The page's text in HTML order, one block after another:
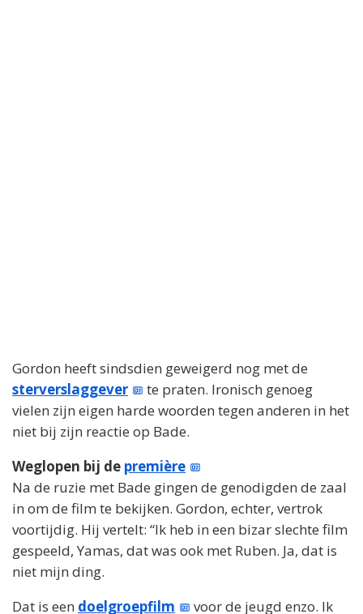
Gordon heeft sindsdien geweigerd nog met de
sterverslaggever
te praten. Ironisch genoeg
vielen zijn eigen harde woorden tegen anderen in het
niet bij zijn reactie op Bade.
Weglopen bij de première
Na de ruzie met Bade gingen de genodigden de zaal
in om de film te bekijken. Gordon, echter, vertrok
voortijdig. Hij vertelt: “Ik heb in een bizar slechte film
gespeeld, Yamas, dat was ook met Ruben. Ja, dat is
niet mijn ding.
Dat is een doelgroepfilm voor de jeugd enzo. Ik